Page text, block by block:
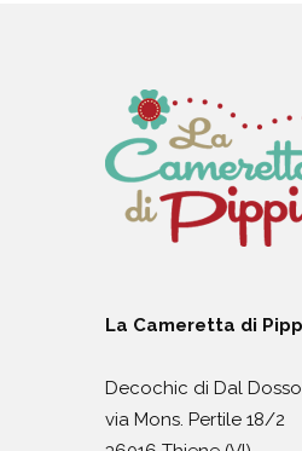
La Cameretta di
Decochic di Dal
via Mons. Pertile 18/2